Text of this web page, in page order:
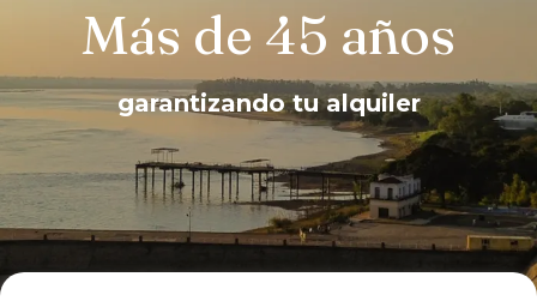
garantizando tu alquiler
garantizando tu alquiler
Más de 45 años
garantizando tu alquiler